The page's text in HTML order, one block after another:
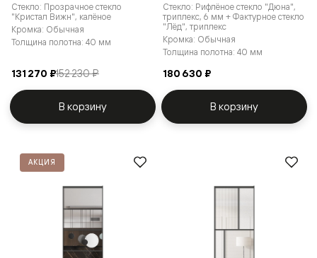
Стекло: Прозрачное стекло
"Кристал Вижн", калёное
Кромка: Обычная
Толщина полотна: 40 мм
131 270 ₽152 230 ₽
В корзину
Стекло: Рифлёное стекло "Дюна",
триплекс, 6 мм + Фактурное стекло
"Лёд", триплекс
Кромка: Обычная
Толщина полотна: 40 мм
180 630 ₽
В корзину
АКЦИЯ